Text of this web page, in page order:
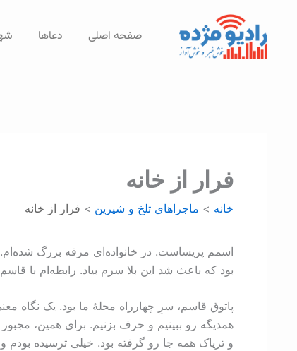
دعاها صفحه اصلی
فرار از خانه
خانه ماجراهای تلخ و شیرین فرار از خانه
اسمم پریساست. در خانواده‌ای مرفه بزرگ
بود که باعث شد این بلا سرم بیاد. رابطه‌ام با
پاتوق قاسم، سرِ چهارراه محلۀ ما بود. یک
همدیگه رو ببینیم و حرف بزنیم. برای همین،
و تریاک همه جا رو گرفته بود. خیلی ترسیده